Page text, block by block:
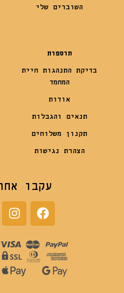
השוברים שלי
תוספות
בדיקת התנהגות חיית
המחמד
אודות
תנאים והגבלות
תקנון משלוחים
הצהרת נגישות
עקבו